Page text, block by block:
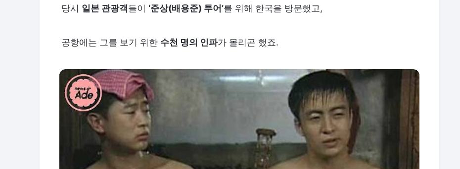
당시 일본 관광객들이 ‘준상(배용준) 투어’를 위해 한국을 방문했고,
공항에는 그를 보기 위한 수천 명의 인파가 몰리곤 했죠.